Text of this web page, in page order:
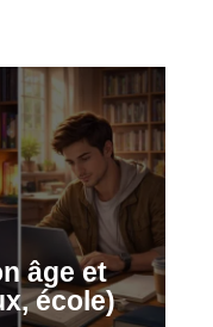
âge et
école)